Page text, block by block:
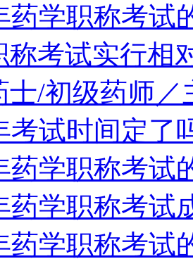
药学职称考试
称考试实行相
士/初级药师
考试时间定了
药学职称考试
药学职称考试
药学职称考试